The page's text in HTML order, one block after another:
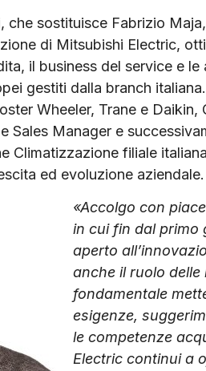
che sostituisce Fabrizio
di Mitsubishi Electric,
il business del service e
gestiti dalla branch
Wheeler, Trane e
Sales Manager e
Climatizzazione filiale
ed evoluzione aziendale.
«Accolgo con
in cui fin dal primo
aperto
anche il ruolo
fondamentale
esigenze,
le competenze
Electric continui a